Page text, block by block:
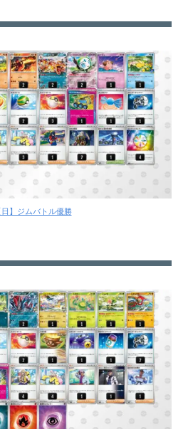
】ジムバトル優勝